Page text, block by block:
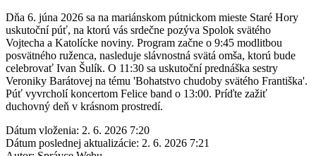
Dňa 6. júna 2026 sa na mariánskom pútnickom mieste Staré Hory
uskutoční púť, na ktorú vás srdečne pozýva Spolok svätého
Vojtecha a Katolícke noviny. Program začne o 9:45 modlitbou
posvätného ruženca, nasleduje slávnostná svätá omša, ktorú bude
celebrovať Ivan Šulík. O 11:30 sa uskutoční prednáška sestry
Veroniky Barátovej na tému 'Bohatstvo chudoby svätého Františka'.
Púť vyvrcholí koncertom Felice band o 13:00. Príďte zažiť
duchovný deň v krásnom prostredí.
Dátum vloženia: 2. 6. 2026 7:20
Dátum poslednej aktualizácie: 2. 6. 2026 7:21